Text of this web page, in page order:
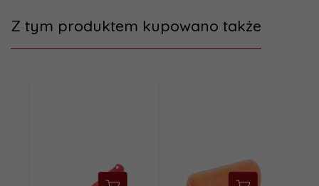
Z tym produktem kupowano także